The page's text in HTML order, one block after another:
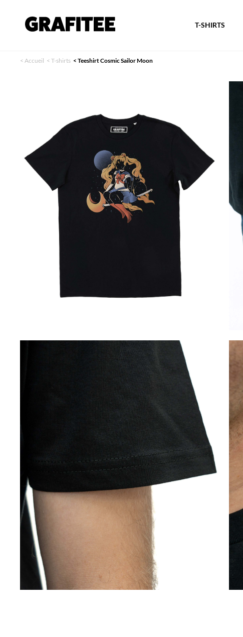
T-SHIRTS
< Accueil < T-shirts < Teeshirt Cosmic Sailor Moon